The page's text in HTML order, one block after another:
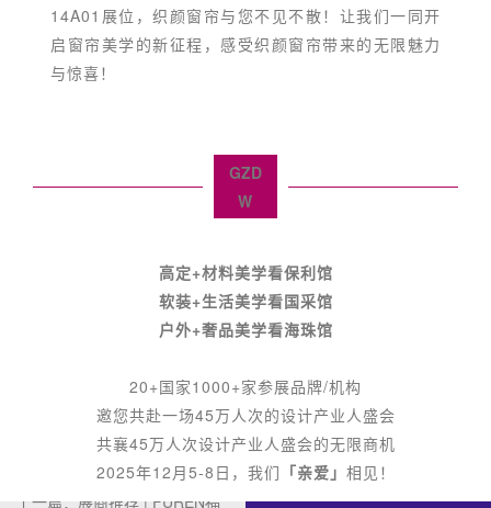
14A01展位，织颜窗帘与您不见不散！让我们一同开
启窗帘美学的新征程，感受织颜窗帘带来的无限魅力
与惊喜！
GZD
W
高定+材料美学看保利馆
软装+生活美学看国采馆
户外+奢品美学看海珠馆
20+国家1000+家参展品牌/机构
邀您共赴一场45万人次的设计产业人盛会
共襄45万人次设计产业人盛会的无限商机
2025年12月5-8日，我们 「亲爱」 相见！
上一篇： 展商推荐 | FUREN福